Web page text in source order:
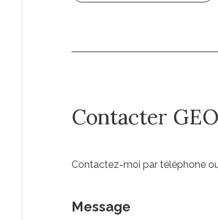
Contacter
Contactez-moi par téléphone
Message